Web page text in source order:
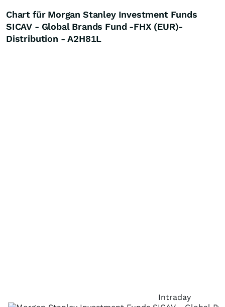
Chart für Morgan Stanley Investment Funds
SICAV - Global Brands Fund -FHX (EUR)-
Distribution - A2H81L
Intraday